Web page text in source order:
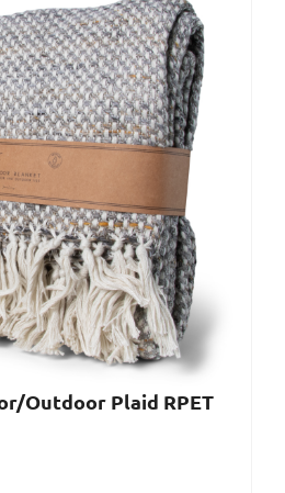
Outdoor Plaid RPET